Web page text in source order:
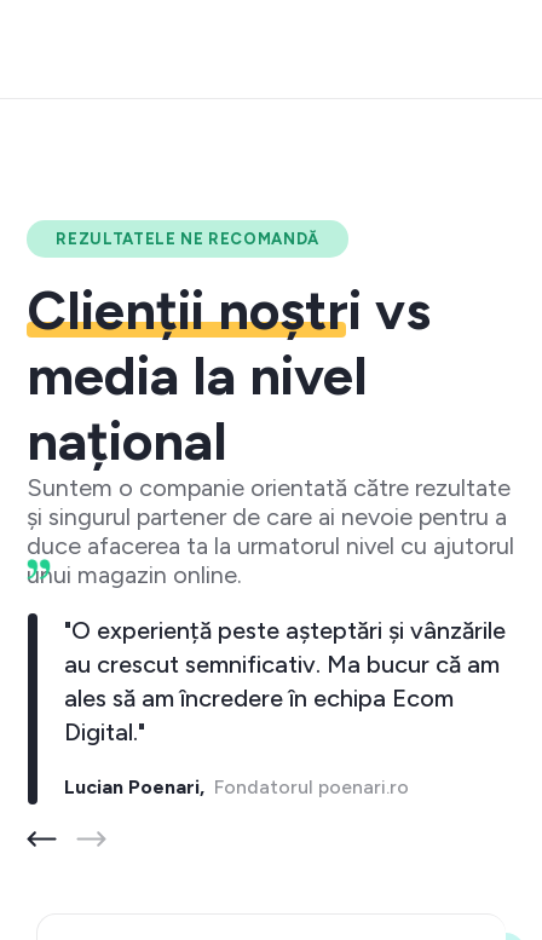
REZULTATELE NE RECOMANDĂ
Clienții noștri vs
media la nivel
național
Suntem o companie orientată către rezultate
și singurul partener de care ai nevoie pentru a
duce afacerea ta la urmatorul nivel cu ajutorul
unui magazin online.
"O experiență peste așteptări și vânzările
au crescut semnificativ. Ma bucur că am
ales să am încredere în echipa Ecom
Digital."
Lucian Poenari,Fondatorul poenari.ro